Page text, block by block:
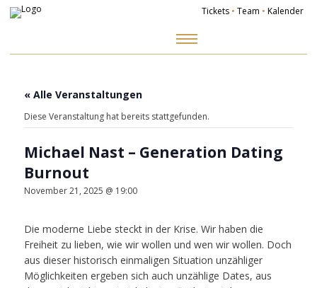
Tickets • Team • Kalender
« Alle Veranstaltungen
Diese Veranstaltung hat bereits stattgefunden.
Michael Nast – Generation Dating
Burnout
November 21, 2025 @ 19:00
Die moderne Liebe steckt in der Krise. Wir haben die
Freiheit zu lieben, wie wir wollen und wen wir wollen. Doch
aus dieser historisch einmaligen Situation unzähliger
Möglichkeiten ergeben sich auch unzählige Dates, aus